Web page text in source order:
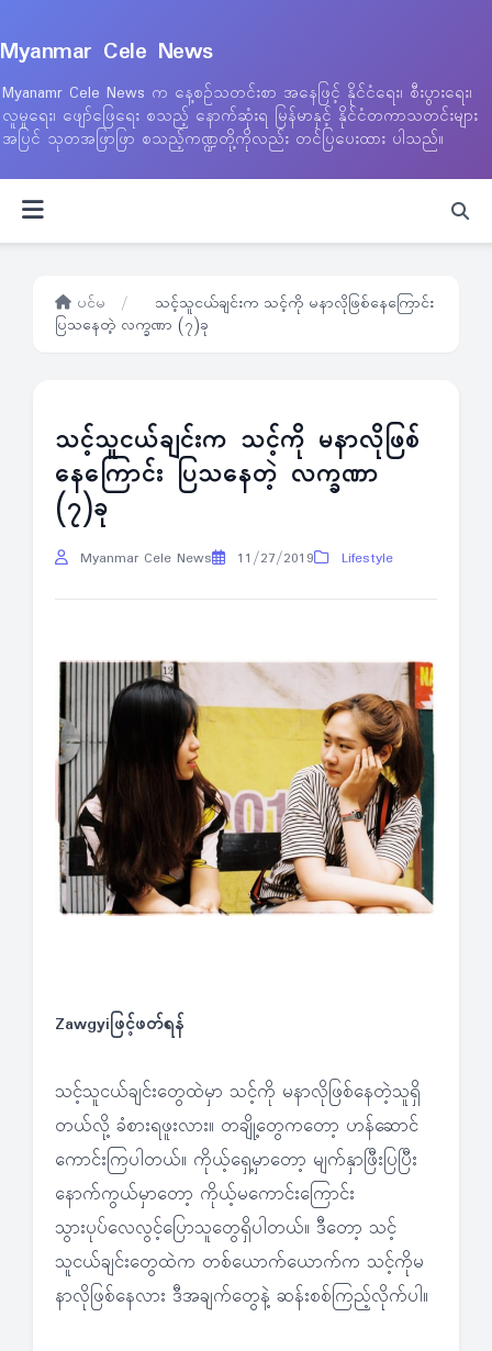
Myanmar Cele News
Myanamr Cele News က နေ့စဉ်သတင်းစာ အနေဖြင့် နိုင်ငံရေး၊ စီးပွားရေး၊
လူမှုရေး၊ ဖျော်ဖြေရေး စသည့် နောက်ဆုံးရ မြန်မာနှင့် နိုင်ငံတကာသတင်းများ
အပြင် သုတအဖြာဖြာ စသည့်ကဏ္ဍတို့ကိုလည်း တင်ပြပေးထား ပါသည်။
ပင်မ /
သင့်သူငယ်ချင်းက သင့်ကို မနာလိုဖြစ်နေကြောင်း
ပြသနေတဲ့ လက္ခဏာ (၇)ခု
သင့်သူငယ်ချင်းက သင့်ကို မနာလိုဖြစ်
နေကြောင်း ပြသနေတဲ့ လက္ခဏာ
(၇)ခု
Myanmar Cele News 11/27/2019 Lifestyle
Zawgyiဖြင့်ဖတ်ရန်
သင့်သူငယ်ချင်းတွေထဲမှာ သင့်ကို မနာလိုဖြစ်နေတဲ့သူရှိ
တယ်လို့ ခံစားရဖူးလား။ တချို့တွေကတော့ ဟန်ဆောင်
ကောင်းကြပါတယ်။ ကိုယ့်ရှေ့မှာတော့ မျက်နှာဖြီးပြပြီး
နောက်ကွယ်မှာတော့ ကိုယ့်မကောင်းကြောင်း
သွားပုပ်လေလွင့်ပြောသူတွေရှိပါတယ်။ ဒီတော့ သင့်
သူငယ်ချင်းတွေထဲက တစ်ယောက်ယောက်က သင့်ကိုမ
နာလိုဖြစ်နေလား ဒီအချက်တွေနဲ့ ဆန်းစစ်ကြည့်လိုက်ပါ။